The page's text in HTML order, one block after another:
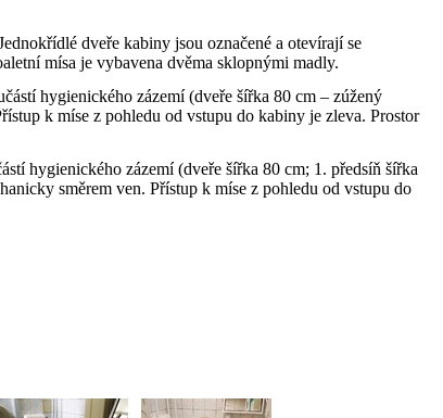
dveře kabiny jsou označené a otevírají se
mísa je vybavena dvěma sklopnými madly.
hygienického zázemí (dveře šířka 80 cm – zúžený
k míse z pohledu od vstupu do kabiny je zleva. Prostor
hygienického zázemí (dveře šířka 80 cm; 1. předsíň šířka
směrem ven. Přístup k míse z pohledu od vstupu do